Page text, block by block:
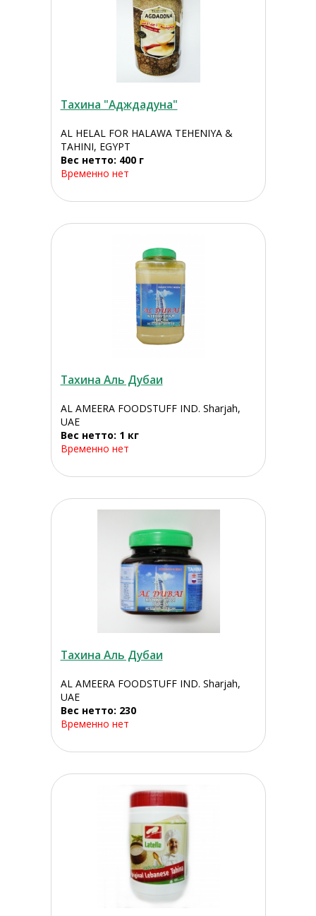
Тахина "Адждадуна"
AL HELAL FOR HALAWA TEHENIYA &
TAHINI, EGYPT
Вес нетто: 400 г
Временно нет
Тахина Аль Дубаи
AL AMEERA FOODSTUFF IND. Sharjah,
UAE
Вес нетто: 1 кг
Временно нет
Тахина Аль Дубаи
AL AMEERA FOODSTUFF IND. Sharjah,
UAE
Вес нетто: 230
Временно нет